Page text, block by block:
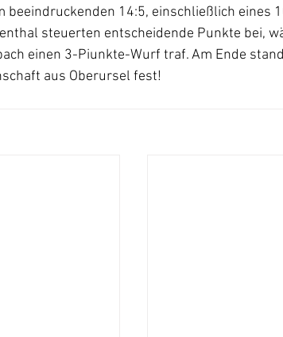
beeindruckenden 14:5, einschließlich eines
steuerten entscheidende Punkte bei,
einen 3-Piunkte-Wurf traf. Am Ende
aus Oberursel fest!